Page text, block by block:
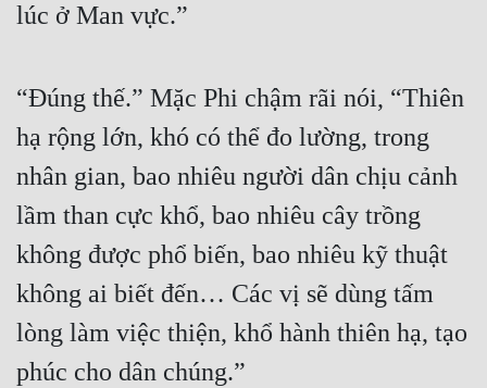
lúc ở Man vực.”
“Đúng thế.” Mặc Phi chậm rãi nói, “Thiên
hạ rộng lớn, khó có thể đo lường, trong
nhân gian, bao nhiêu người dân chịu cảnh
lầm than cực khổ, bao nhiêu cây trồng
không được phổ biến, bao nhiêu kỹ thuật
không ai biết đến… Các vị sẽ dùng tấm
lòng làm việc thiện, khổ hành thiên hạ, tạo
phúc cho dân chúng.”